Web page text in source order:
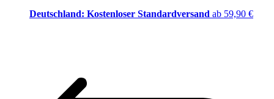
Deutschland: Kostenloser Standardversand ab 59,90 €